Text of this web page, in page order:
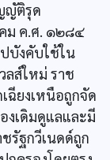
ญัติรุด
ม ค.ศ. ๑๒๘๔
บังคับใช้ใน
ลส์ใหม่ ราช
ฉียงเหนือถูกจัด
งเดิมดูแลและมี
รัฐกวีเนดด์ถูก